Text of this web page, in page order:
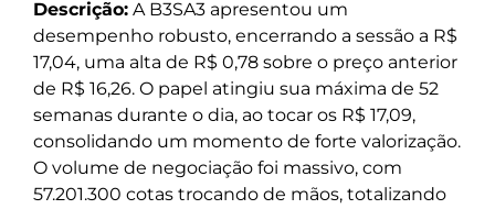
Descrição: A B3SA3 apresentou um
desempenho robusto, encerrando a sessão a R$
17,04, uma alta de R$ 0,78 sobre o preço anterior
de R$ 16,26. O papel atingiu sua máxima de 52
semanas durante o dia, ao tocar os R$ 17,09,
consolidando um momento de forte valorização.
O volume de negociação foi massivo, com
57.201.300 cotas trocando de mãos, totalizando